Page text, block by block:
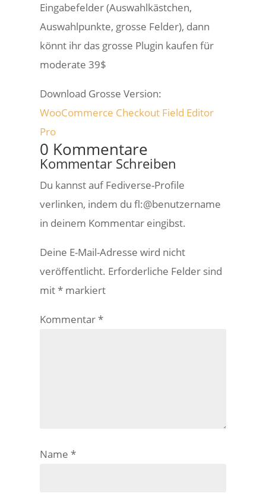
Eingabefelder (Auswahlkästchen,
Auswahlpunkte, grosse Felder), dann
könnt ihr das grosse Plugin kaufen für
moderate 39$
Download Grosse Version:
WooCommerce Checkout Field Editor
Pro
0 Kommentare
Kommentar Schreiben
Du kannst auf Fediverse-Profile
verlinken, indem du fl:@benutzername
in deinem Kommentar eingibst.
Deine E-Mail-Adresse wird nicht
veröffentlicht. Erforderliche Felder sind
mit* markiert
Kommentar*
Name*